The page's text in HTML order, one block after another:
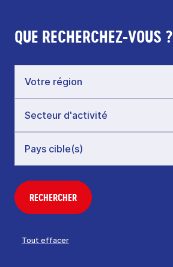
QUE RECHERCHEZ-VOUS ?
RECHERCHER
Tout effacer